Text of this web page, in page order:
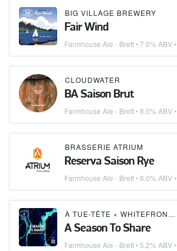
BIG VILLAGE BREWERY
Fair Wind
Farmhouse Ale - Brett• 7.0% ABV •
CLOUDWATER
BA Saison Brut
Farmhouse Ale - Brett• 8.0% ABV •
BRASSERIE ATRIUM
Reserva Saison Rye
Farmhouse Ale - Brett• 8.0% ABV •
À TUE-TÊTE × WHITEFRONTIER
A Season To Share
Farmhouse Ale - Brett• 5.2% ABV •